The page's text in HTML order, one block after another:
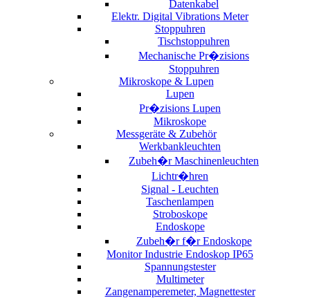
Datenkabel
Elektr. Digital Vibrations Meter
Stoppuhren
Tischstoppuhren
Mechanische Pr�zisions
Stoppuhren
Mikroskope & Lupen
Lupen
Pr�zisions Lupen
Mikroskope
Messgeräte & Zubehör
Werkbankleuchten
Zubeh�r Maschinenleuchten
Lichtr�hren
Signal - Leuchten
Taschenlampen
Stroboskope
Endoskope
Zubeh�r f�r Endoskope
Monitor Industrie Endoskop IP65
Spannungstester
Multimeter
Zangenamperemeter, Magnettester